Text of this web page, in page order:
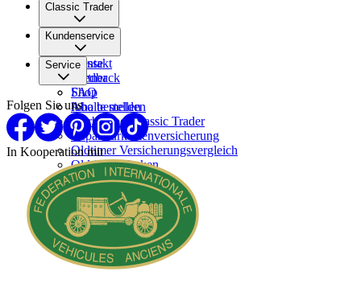
Classic Trader
Über uns
Karriere
Presse
Partner
Kundenservice
Kontakt
Feedback
FAQ
Inhalte melden
Service
Shop
Abo bestellen
Werben bei Classic Trader
Reparaturkostenversicherung
Oldtimer Versicherungsvergleich
Oldtimer Marken
Oldtimer verkaufen
Oldtimer Händler
Oldtimer Garagen
Folgen Sie uns
In Kooperation mit